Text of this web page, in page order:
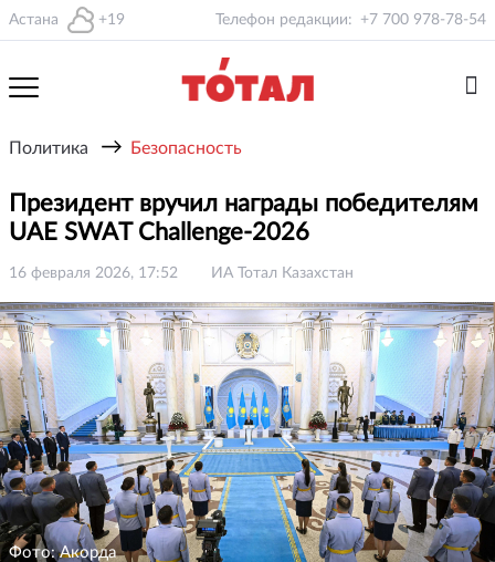
Астана +19 Телефон редакции: +7 700 978-78-54
Политика → Безопасность
Президент вручил награды победителям
UAE SWAT Challenge-2026
16 февраля 2026, 17:52 ИА Тотал Казахстан
Фото: Акорда